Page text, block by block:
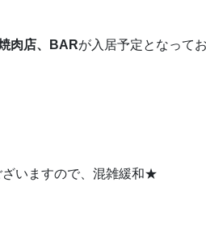
肉店、BARが入居予定となって
ざいますので、混雑緩和★